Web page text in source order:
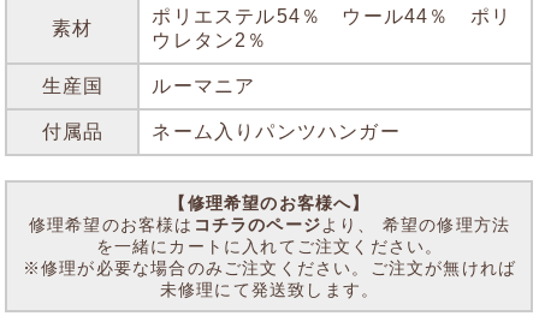
素材
ポリエステル54％ ウール44％ ポリ
ウレタン2％
生産国 ルーマニア
付属品 ネーム入りパンツハンガー
【修理希望のお客様へ】
修理希望のお客様は コチラのページより、 希望の修理方法
を一緒にカートに入れてご注文ください。
※修理が必要な場合のみご注文ください。ご注文が無ければ
未修理にて発送致します。